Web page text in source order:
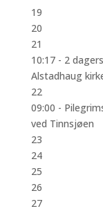
19
20
21
10:17 - 2
Alstadhaug
22
09:00 -
ved Tinnsjøen
23
24
25
26
27